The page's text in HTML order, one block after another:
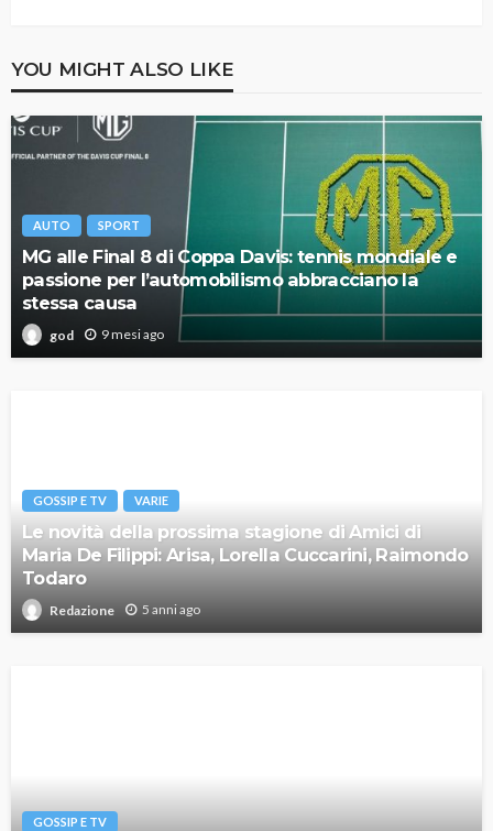
YOU MIGHT ALSO LIKE
AUTO SPORT
MG alle Final 8 di Coppa Davis: tennis mondiale e
passione per l’automobilismo abbracciano la
stessa causa
god 9 mesi ago
GOSSIP E TV VARIE
Le novità della prossima stagione di Amici di
Maria De Filippi: Arisa, Lorella Cuccarini, Raimondo
Todaro
Redazione 5 anni ago
GOSSIP E TV